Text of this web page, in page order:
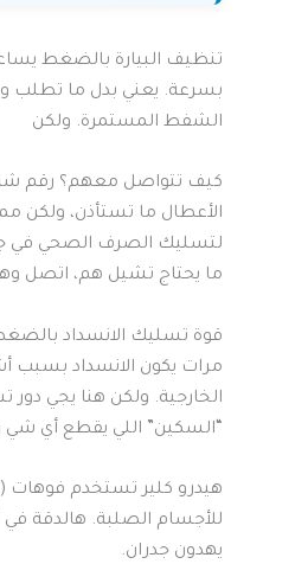
تنظيف البيارة بالضغط
بسرعة. يعني بدل ما تطلب
الشفط المستمرة. ولكن
كيف تتواصل معهم؟ رقم شركة
الأعطال ما تستأذن، ولكن
لتسليك الصرف الصحي في
ما يحتاج تشيل هم، اتصل
قوة تسليك الانسداد بالضغط
مرات يكون الانسداد بسبب
الخارجية. ولكن هنا يجي
“السكين” اللي يقطع أي شي
للأجسام الصلبة. هالدقة
يهدون جدران.